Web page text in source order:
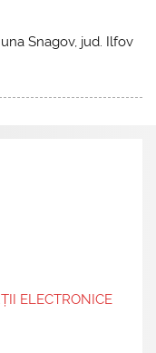
Snagov, jud. Ilfov
ELECTRONICE